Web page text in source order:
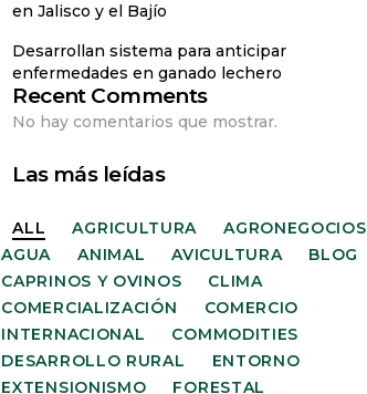
en Jalisco y el Bajío
Desarrollan sistema para anticipar
enfermedades en ganado lechero
Recent Comments
No hay comentarios que mostrar.
Las más leídas
ALL AGRICULTURA
AGRONEGOCIOS
AGUA
ANIMAL AVICULTURA
BLOG
CAPRINOS Y OVINOS
CLIMA
COMERCIALIZACIÓN
COMERCIO
INTERNACIONAL
COMMODITIES
DESARROLLO RURAL
ENTORNO
EXTENSIONISMO
FORESTAL